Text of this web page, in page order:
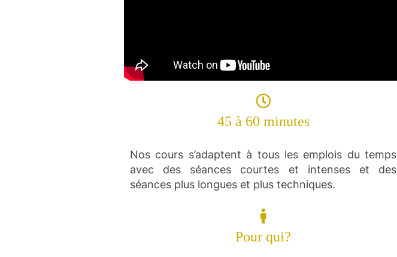
45 à 60 minutes
Nos cours s’adaptent à tous les emplois du temps
avec des séances courtes et intenses et des
séances plus longues et plus techniques.
Pour qui?